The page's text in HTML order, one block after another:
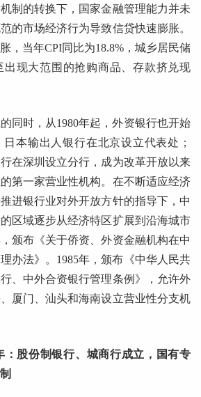
制的转换下，国家金融管理能力并未
的市场经济行为导致信贷快速膨胀。
，当年CPI同比为18.8%，城乡居民储
出现大范围的抢购商品、存款挤兑现
同时，从1980年起，外资银行也开始
日本输出人银行在北京设立代表处；
在深圳设立分行，成为改革开放以来
第一家营业性机构。在不断适应经济
进银行业对外开放方针的指导下，中
区域逐步从经济特区扩展到沿海城市
颁布《关于侨资、外资金融机构在中
办法》。1985年，颁布《中华人民共
、中外合资银行管理条例》，允许外
厦门、汕头和海南设立营业性分支机
：股份制银行、城商行成立，国有专